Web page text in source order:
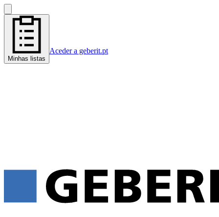
Minhas listas
Aceder a geberit.pt